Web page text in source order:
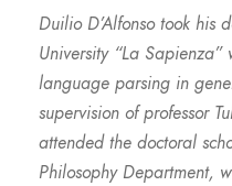
Duilio D’Alfonso took his
University “La
language parsing in
supervision of professor
attended the doctoral
Philosophy Department,